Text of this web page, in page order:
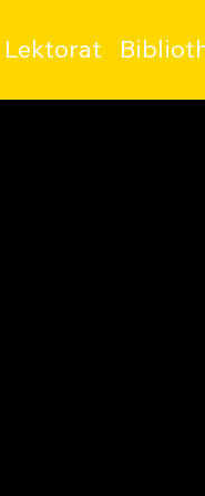
Lektorat